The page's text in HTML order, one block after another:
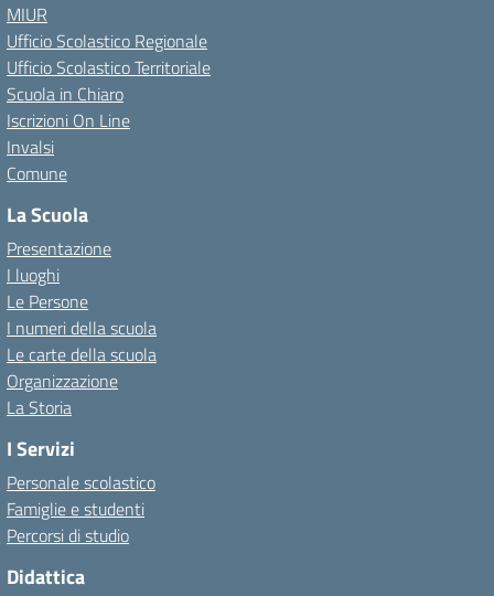
MIUR
Ufficio Scolastico Regionale
Ufficio Scolastico Territoriale
Scuola in Chiaro
Iscrizioni On Line
Invalsi
Comune
La Scuola
Presentazione
I luoghi
Le Persone
I numeri della scuola
Le carte della scuola
Organizzazione
La Storia
I Servizi
Personale scolastico
Famiglie e studenti
Percorsi di studio
Didattica